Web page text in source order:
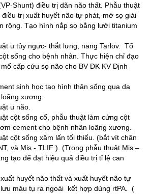
Shunt) điều trị dãn não thất. Phẫu thuật
trị xuất huyết não tự phát, mở sọ giải
rộng. Tạo hình nắp sọ bằng lưới titanium
u tủy ngực- thắt lưng, nang Tarlov. Tổ
sống cho bệnh nhân. Thực hiện chỉ đạo
cấp cứu sọ não cho BV ĐK KV Định
sinh học tạo hình thân sống qua da
xương.
u não.
cột sống cổ, phẫu thuật làm cứng cột
cement cho bệnh nhân loãng xương.
cột sống xâm lấn tối thiểu. (bắt vít chân
và Mis - TLIF ). (Trong phẫu thuật Mis –
tạo để đạt hiệu quả điều trị tỉ lệ can
huyết não thất và xuất huyết não tự
máu tụ ra ngoài kết hợp dùng rtPA. (